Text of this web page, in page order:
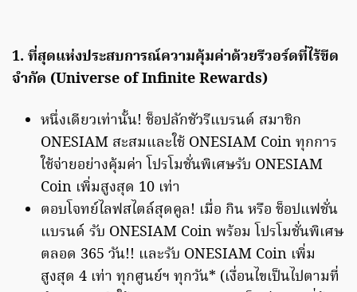
1. ที่สุดแห่งประสบการณ์ความคุ้มค่าด้วยรีวอร์ดที่ไร้ขีด
จำกัด (Universe of Infinite Rewards)
หนึ่งเดียวเท่านั้น! ช็อปลักชัวรีแบรนด์ สมาชิก
ONESIAM สะสมและใช้ ONESIAM Coin ทุกการ
ใช้จ่ายอย่างคุ้มค่า โปรโมชั่นพิเศษรับ ONESIAM
Coin เพิ่มสูงสุด 10 เท่า
ตอบโจทย์ไลฟสไตล์สุดคูล! เมื่อ กิน หรือ ช็อปแฟชั่น
แบรนด์ รับ ONESIAM Coin พร้อม โปรโมชั่นพิเศษ
ตลอด 365 วัน!! และรับ ONESIAM Coin เพิ่ม
สูงสุด 4 เท่า ทุกศูนย์ฯ ทุกวัน* (เงื่อนไขเป็นไปตามที่